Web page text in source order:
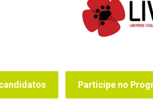
Participe no